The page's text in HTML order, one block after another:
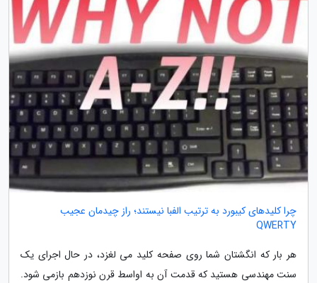
چرا کلیدهای کیبورد به ترتیب الفبا نیستند؛ راز چیدمان عجیب
QWERTY
هر بار که انگشتان شما روی صفحه کلید می لغزد، در حال اجرای یک
سنت مهندسی هستید که قدمت آن به اواسط قرن نوزدهم بازمی شود.